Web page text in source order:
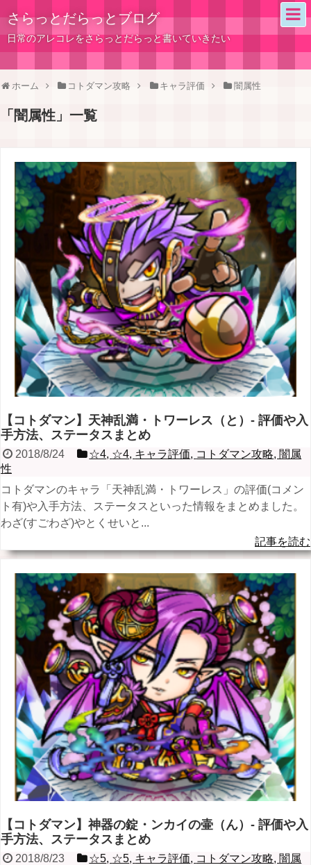
さらっとだらっとブログ
日常のアレコレをさらっとだらっと書いていきたい
ホーム コトダマン攻略 キャラ評価 闇属性
「 闇属性 」 一覧
【コトダマン】天神乱満・トワーレス（と）- 評価や入
手方法、ステータスまとめ
2018/8/24 ☆4, ☆4, キャラ評価, コトダマン攻略, 闇属
性
コトダマンのキャラ「天神乱満・トワーレス」の評価(コメン
ト有)や入手方法、ステータスといった情報をまとめました。
わざ(すごわざ)やとくせいと...
記事を読む
【コトダマン】神器の錠・ンカイの壷（ん）- 評価や入
手方法、ステータスまとめ
2018/8/23 ☆5, ☆5, キャラ評価, コトダマン攻略, 闇属